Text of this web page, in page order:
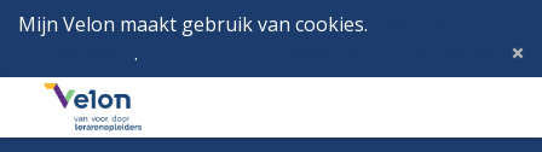
Mijn Velon maakt gebruik van cookies.
.
Menu